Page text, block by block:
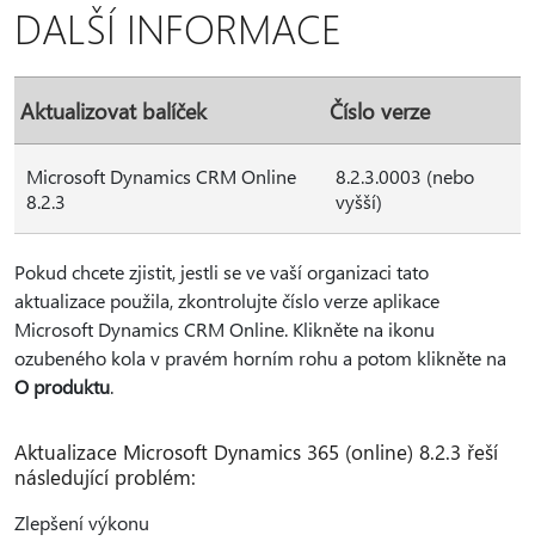
DALŠÍ INFORMACE
Aktualizovat balíček Číslo verze
Microsoft Dynamics CRM Online
8.2.3
8.2.3.0003 (nebo
vyšší)
Pokud chcete zjistit, jestli se ve vaší organizaci tato
aktualizace použila, zkontrolujte číslo verze aplikace
Microsoft Dynamics CRM Online. Klikněte na ikonu
ozubeného kola v pravém horním rohu a potom klikněte na
O produktu.
Aktualizace Microsoft Dynamics 365 (online) 8.2.3 řeší
následující problém:
Zlepšení výkonu